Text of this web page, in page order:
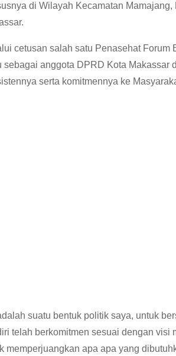
di Wilayah Kecamatan
cetusan salah satu Penasehat
sebagai anggota DPRD Kota Makassar
serta komitmennya ke
suatu bentuk politik saya, untuk
telah berkomitmen sesuai dengan visi
memperjuangkan apa apa yang